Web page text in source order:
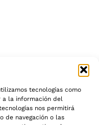
tecnologías como
a la información del
nos permitirá
de navegación o las